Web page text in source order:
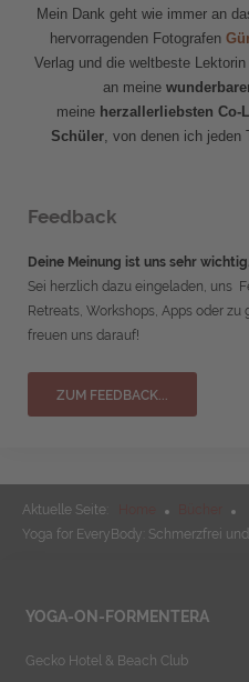
Mein Dank geht wie immer an
hervorragenden Fotografen
Verlag und die weltbeste Lektorin
an meine
meine herzallerliebsten
Schüler, von denen ich jeden
Feedback
Deine Meinung ist uns sehr wichtig.
Sei herzlich dazu eingeladen, uns
Retreats, Workshops, Apps oder
freuen uns darauf!
ZUM FEEDBACK...
Aktuelle Seite:
Yoga for EveryBody: Schmerzfrei
YOGA-ON-FORMENTERA
Gecko Hotel & Beach Club